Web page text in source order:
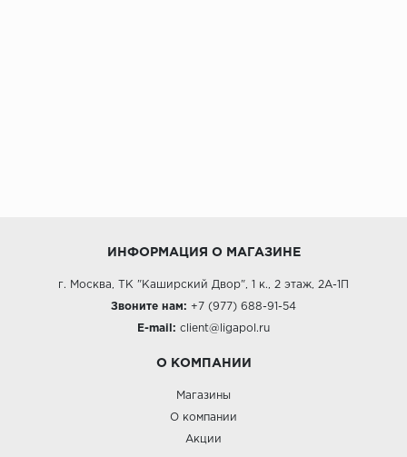
ИНФОРМАЦИЯ О МАГАЗИНЕ
г. Москва, ТК "Каширский Двор", 1 к., 2 этаж, 2А-1П
Звоните нам: +7 (977) 688-91-54
E-mail: client@ligapol.ru
О КОМПАНИИ
Магазины
О компании
Акции